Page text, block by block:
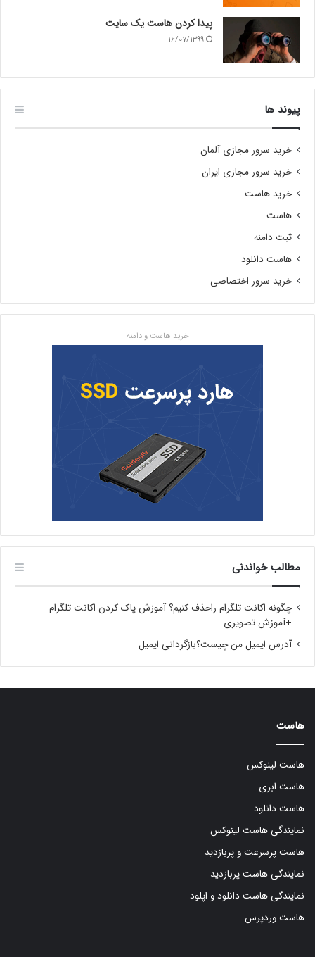
پیدا کردن هاست یک سایت
۱۶/۰۷/۱۳۹۹
پیوند ها
خرید سرور مجازی آلمان
خرید سرور مجازی ایران
خرید هاست
هاست
ثبت دامنه
هاست دانلود
خرید سرور اختصاصی
خرید هاست و دامنه
مطالب خواندنی
چگونه اکانت تلگرام راحذف کنیم؟ آموزش پاک کردن اکانت تلگرام
+آموزش تصویری
آدرس ایمیل من چیست؟بازگردانی ایمیل
هاست
هاست لینوکس
هاست ابری
هاست دانلود
نمایندگی هاست لینوکس
هاست پرسرعت و پربازدید
نمایندگی هاست پربازدید
نمایندگی هاست دانلود و اپلود
هاست وردپرس